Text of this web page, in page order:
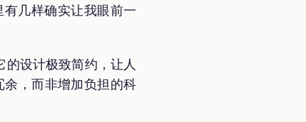
几样确实让我眼前一
设计极致简约，让人
，而非增加负担的科